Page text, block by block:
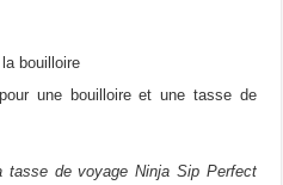
bouilloire
une bouilloire et une tasse de
tasse de voyage Ninja Sip Perfect